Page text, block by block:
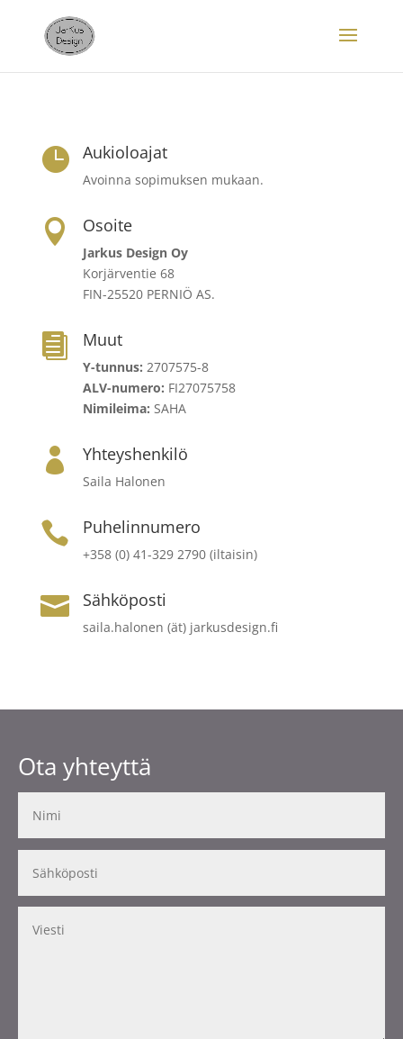
 Aukioloajat
Avoinna sopimuksen mukaan.
 Osoite
Jarkus Design Oy
Korjärventie 68
FIN-25520 PERNIÖ AS.
 Muut
Y-tunnus: 2707575-8
ALV-numero: FI27075758
Nimileima: SAHA
 Yhteyshenkilö
Saila Halonen
 Puhelinnumero
+358 (0) 41-329 2790 (iltaisin)
 Sähköposti
saila.halonen (ät) jarkusdesign.fi
Ota yhteyttä